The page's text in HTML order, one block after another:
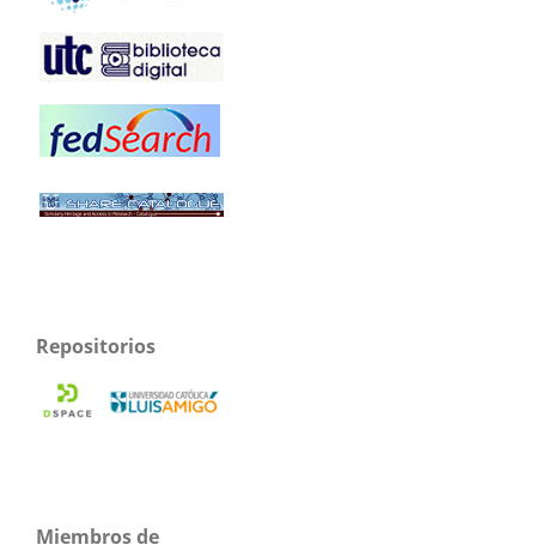
Repositorios
Miembros de